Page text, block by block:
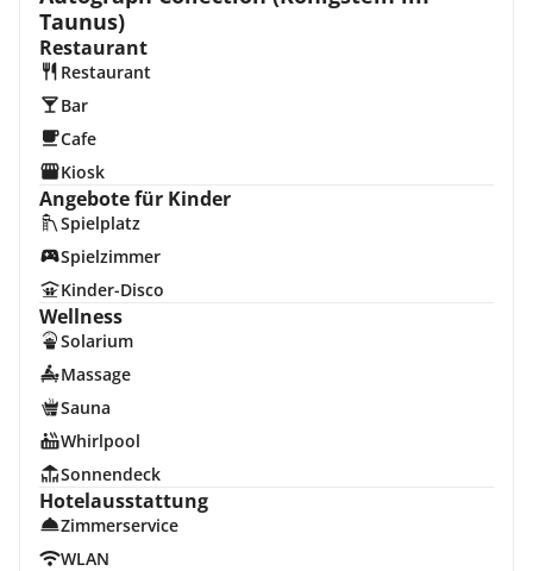
Taunus)
Restaurant
Restaurant
Bar
Cafe
Kiosk
Angebote für Kinder
Spielplatz
Spielzimmer
Kinder-Disco
Wellness
Solarium
Massage
Sauna
Whirlpool
Sonnendeck
Hotelausstattung
Zimmerservice
WLAN